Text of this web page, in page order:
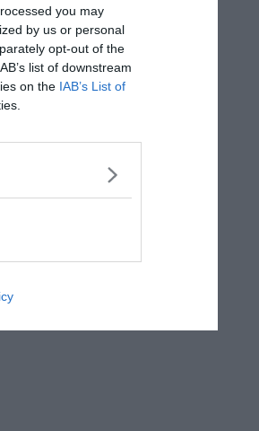
you may
by us or personal
opt-out of the
list of downstream
on the IAB’s List of